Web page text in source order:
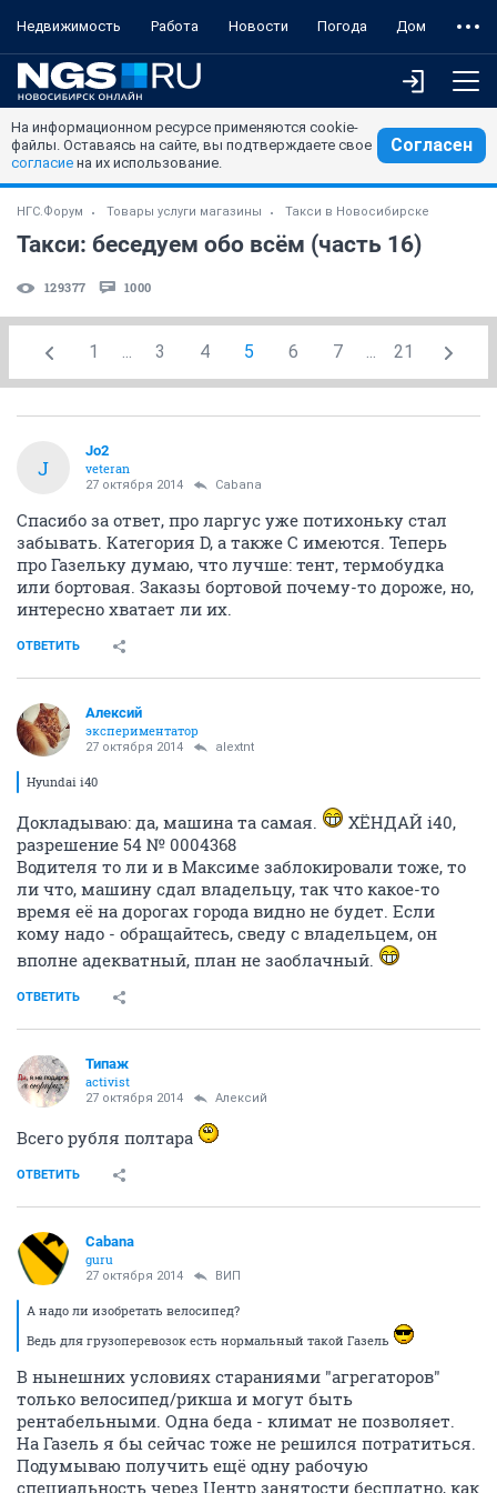
Недвижимость Работа Новости Погода Дом
На информационном ресурсе применяются cookie-
файлы. Оставаясь на сайте, вы подтверждаете свое
согласие на их использование.
Согласен
НГС.Форум Товары услуги магазины Такси в Новосибирске
Такси: беседуем обо всём (часть 16)
129377 1000
1 ... 3 4 5 6 7 ... 21
J
Jo2
veteran
27 октября 2014 Cabana
Спасибо за ответ, про ларгус уже потихоньку стал
забывать. Категория D, а также С имеются. Теперь
про Газельку думаю, что лучше: тент, термобудка
или бортовая. Заказы бортовой почему-то дороже, но,
интересно хватает ли их.
ОТВЕТИТЬ
Алексий
экспериментатор
27 октября 2014 alextnt
Hyundai i40
Докладываю: да, машина та самая.
ХЁНДАЙ i40,
разрешение 54 № 0004368
Водителя то ли и в Максиме заблокировали тоже, то
ли что, машину сдал владельцу, так что какое-то
время её на дорогах города видно не будет. Если
кому надо - обращайтесь, сведу с владельцем, он
вполне адекватный, план не заоблачный.
ОТВЕТИТЬ
Типаж
activist
27 октября 2014 Алексий
Всего рубля полтара
ОТВЕТИТЬ
Cabana
guru
27 октября 2014 ВИП
А надо ли изобретать велосипед?
Ведь для грузоперевозок есть нормальный такой Газель
В нынешних условиях стараниями "агрегаторов"
только велосипед/рикша и могут быть
рентабельными. Одна беда - климат не позволяет.
На Газель я бы сейчас тоже не решился потратиться.
Подумываю получить ещё одну рабочую
специальность через Центр занятости бесплатно, как